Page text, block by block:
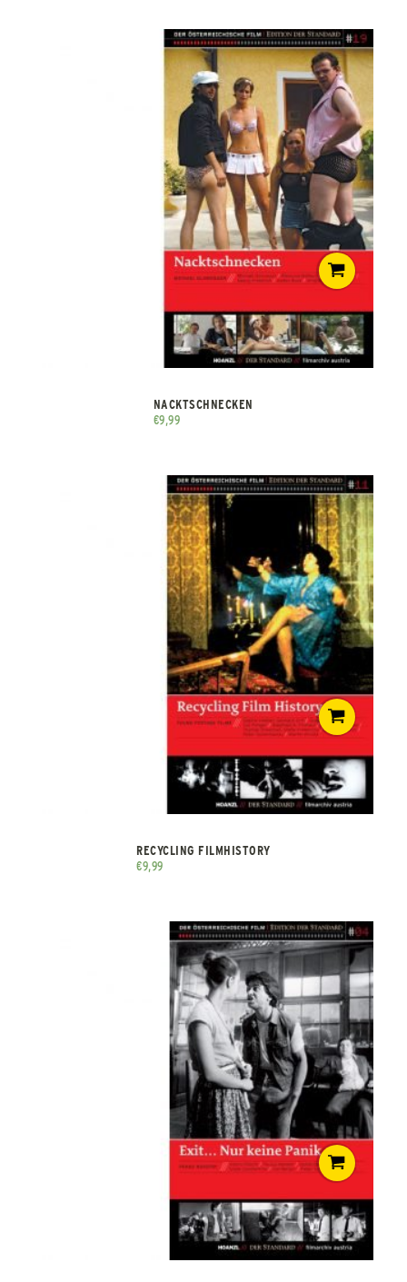
NACKTSCHNECKEN
€9,99
RECYCLING FILMHISTORY
€9,99